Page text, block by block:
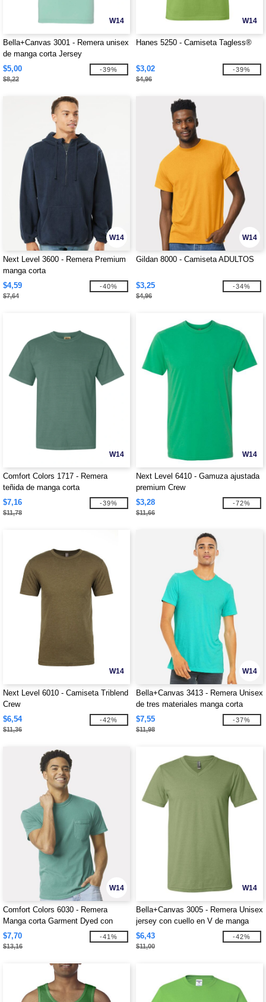
W14
Bella+Canvas 3001 - Remera unisex
de manga corta Jersey
$5,00
$8,22
-39%
W14
Hanes 5250 - Camiseta Tagless®
$3,02
$4,96
-39%
W14
Next Level 3600 - Remera Premium
manga corta
$4,59
$7,64
-40%
W14
Gildan 8000 - Camiseta ADULTOS
$3,25
$4,96
-34%
W14
Comfort Colors 1717 - Remera
teñida de manga corta
$7,16
$11,78
-39%
W14
Next Level 6410 - Gamuza ajustada
premium Crew
$3,28
$11,66
-72%
W14
Next Level 6010 - Camiseta Triblend
Crew
$6,54
$11,36
-42%
W14
Bella+Canvas 3413 - Remera Unisex
de tres materiales manga corta
$7,55
$11,98
-37%
W14
Comfort Colors 6030 - Remera
Manga corta Garment Dyed con
bolsillo
$7,70
$13,16
-41%
W14
Bella+Canvas 3005 - Remera Unisex
jersey con cuello en V de manga
corta
$6,43
$11,00
-42%